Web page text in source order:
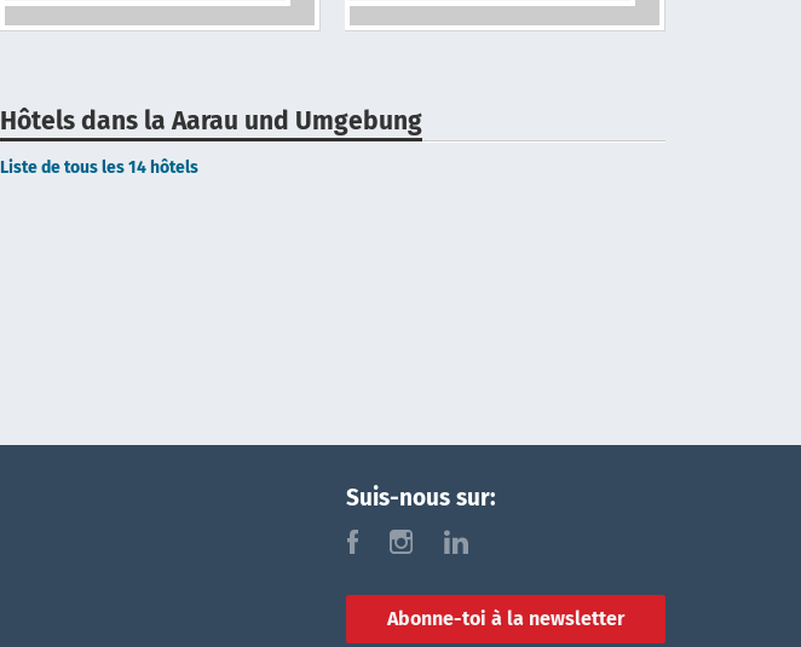
Hôtels dans la Aarau und Umgebung
Liste de tous les 14 hôtels
Suis-nous sur:
f i l
Abonne-toi à la newsletter